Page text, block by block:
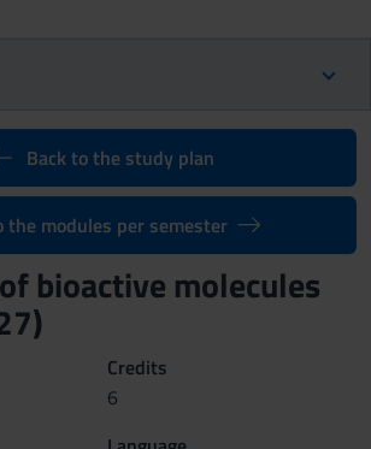
Back to the study plan
the modules per semester
bioactive molecules
Credits
6